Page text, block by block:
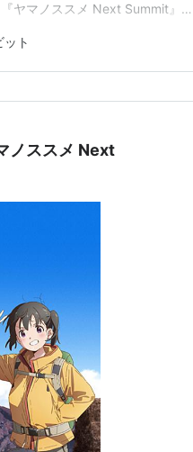
ヤマノススメ Next Summit』
舞：柚木涼香公式サイト：テレ
ット
ノススメ Next